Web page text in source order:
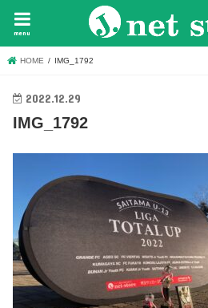
menu
HOME IMG_1792
2022.12.29
IMG_1792